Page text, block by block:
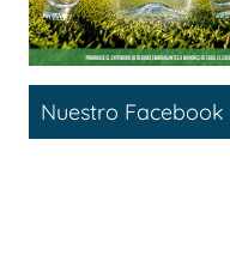
Nuestro Facebook